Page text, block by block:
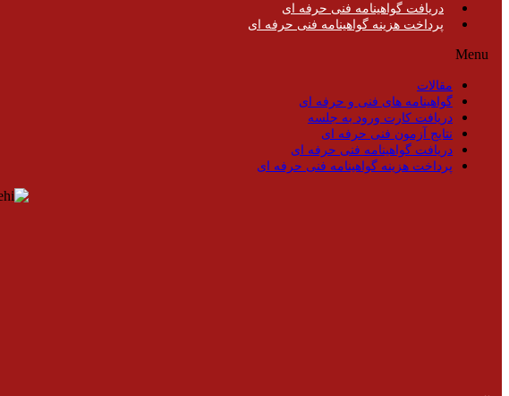
دریافت گواهینامه فنی حرفه ای
پرداخت هزینه گواهینامه فنی حرفه ای
Menu
مقالات
گواهینامه های فنی و حرفه ای
دریافت کارت ورود به جلسه
نتایج آزمون فنی حرفه ای
دریافت گواهینامه فنی حرفه ای
پرداخت هزینه گواهینامه فنی حرفه ای